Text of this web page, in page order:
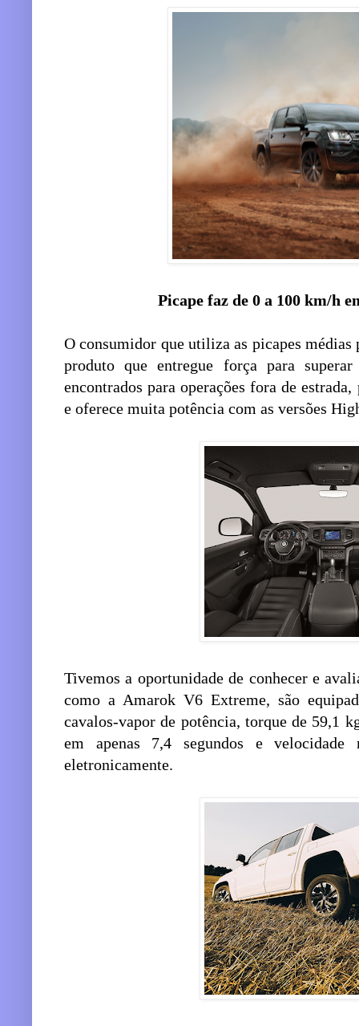
Picape faz de 0 a 100 km/h
O consumidor que utiliza as picapes
produto que entregue força para
encontrados para operações fora de
e oferece muita potência com as versões
Tivemos a oportunidade de conhecer e
como a Amarok V6 Extreme, são
cavalos-vapor de potência, torque de 59,1
em apenas 7,4 segundos e
eletronicamente.